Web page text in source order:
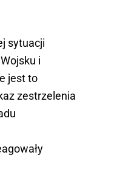
sytuacji
i
jest to
zestrzelenia